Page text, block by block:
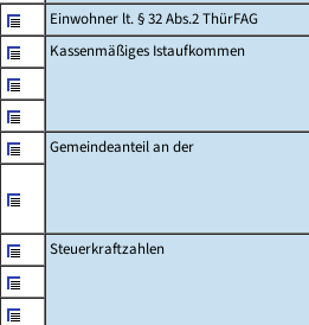
Einwohner lt. § 32 Abs.2 ThürFAG
Kassenmäßiges Istaufkommen
Gemeindeanteil an der
Steuerkraftzahlen